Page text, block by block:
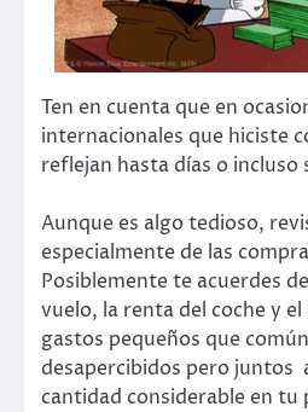
Ten en cuenta que en
internacionales que hiciste
reflejan hasta días o incluso
Aunque es algo tedioso,
especialmente de las
Posiblemente te acuerdes
vuelo, la renta del coche y
gastos pequeños que
desapercibidos pero juntos
cantidad considerable en tu